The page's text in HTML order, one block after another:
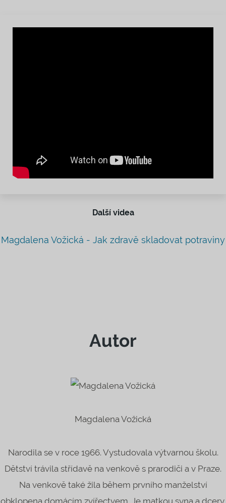
Další videa
Magdalena Vožická - Jak zdravě skladovat potraviny
Autor
Magdalena Vožická
Narodila se v roce 1966. Vystudovala výtvarnou školu.
Dětství trávila střídavě na venkově s prarodiči a v Praze.
Na venkově také žila během prvního manželství